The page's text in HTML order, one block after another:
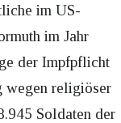
im US-
im Jahr
der Impfpflicht
wegen religiöser
Soldaten der